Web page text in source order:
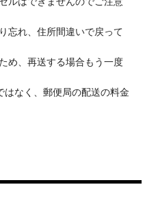
忘れ、住所間違いで戻って
め、再送する場合もう一度
なく、郵便局の配送の料金